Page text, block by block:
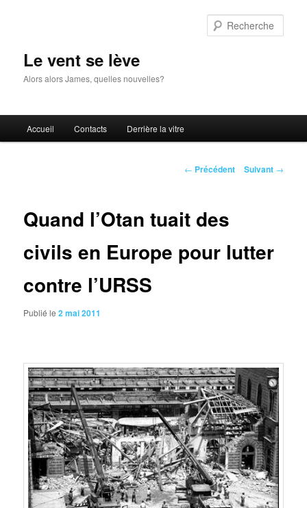
Le vent se lève
Alors alors James, quelles nouvelles?
principal
Accueil Contacts Derrière la vitre
Navigation
← Précédent Suivant →
Quand l’Otan tuait des
civils en Europe pour lutter
contre l’URSS
Publié le2 mai 2011